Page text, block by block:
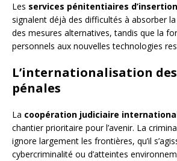
Les services pénitentiaires
signalent déjà des difficultés à absorber
des mesures alternatives, tandis que la
personnels aux nouvelles technologies
L’internationalisation
pénales
La coopération judiciaire
chantier prioritaire pour l’avenir. La
ignore largement les frontières, qu’il
cybercriminalité ou d’atteintes